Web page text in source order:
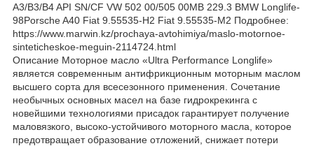
A3/B3/B4 API SN/CF VW 502 00/505 00MB 229.3 BMW Longlife-
98Porsche A40 Fiat 9.55535-H2 Fiat 9.55535-M2 Подробнее:
https://www.marwin.kz/prochaya-avtohimiya/maslo-motornoe-
sinteticheskoe-meguin-2114724.html
Описание Моторное масло «Ultra Performance Longlife»
является современным антифрикционным моторным маслом
высшего сорта для всесезонного применения. Сочетание
необычных основных масел на базе гидрокрекинга с
новейшими технологиями присадок гарантирует получение
маловязкого, высоко-устойчивого моторного масла, которое
предотвращает образование отложений, снижает потери